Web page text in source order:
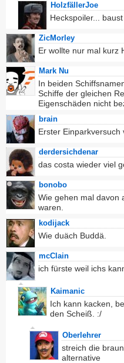
HolzfällerJoe
Heckspoiler...
ZicMorley
Er wollte nur mal kurz
Mark Nu
In beiden
Schiffe der gleichen
Eigenschäden nicht
brain
Erster Einparkversuch
derdersichdenar
das costa wieder viel
bonobo
Wie gehen mal davon
waren.
kodijack
Wie duäch Buddä.
mcClain
ich fürste weil ichs
Kaimanic
Ich kann kacken,
den Scheiß. :/
Oberlehrer
streich die
alternative